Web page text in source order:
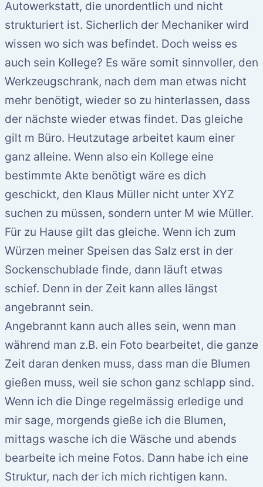
Autowerkstatt, die unordentlich und nicht
strukturiert ist. Sicherlich der Mechaniker wird
wissen wo sich was befindet. Doch weiss es
auch sein Kollege? Es wäre somit sinnvoller, den
Werkzeugschrank, nach dem man etwas nicht
mehr benötigt, wieder so zu hinterlassen, dass
der nächste wieder etwas findet. Das gleiche
gilt m Büro. Heutzutage arbeitet kaum einer
ganz alleine. Wenn also ein Kollege eine
bestimmte Akte benötigt wäre es dich
geschickt, den Klaus Müller nicht unter XYZ
suchen zu müssen, sondern unter M wie Müller.
Für zu Hause gilt das gleiche. Wenn ich zum
Würzen meiner Speisen das Salz erst in der
Sockenschublade finde, dann läuft etwas
schief. Denn in der Zeit kann alles längst
angebrannt sein.
Angebrannt kann auch alles sein, wenn man
während man z.B. ein Foto bearbeitet, die ganze
Zeit daran denken muss, dass man die Blumen
gießen muss, weil sie schon ganz schlapp sind.
Wenn ich die Dinge regelmässig erledige und
mir sage, morgends gieße ich die Blumen,
mittags wasche ich die Wäsche und abends
bearbeite ich meine Fotos. Dann habe ich eine
Struktur, nach der ich mich richtigen kann.